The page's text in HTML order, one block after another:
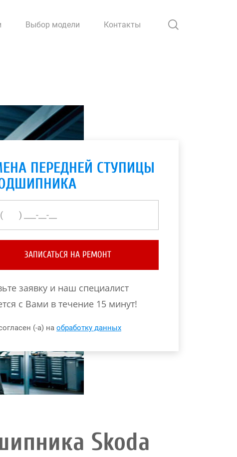
Выбор модели Контакты
ПЕРЕДНЕЙ СТУПИЦЫ
ЗАПИСАТЬСЯ НА РЕМОНТ
заявку и наш специалист
с Вами в течение 15 минут!
(-а) на обработку данных
Skoda